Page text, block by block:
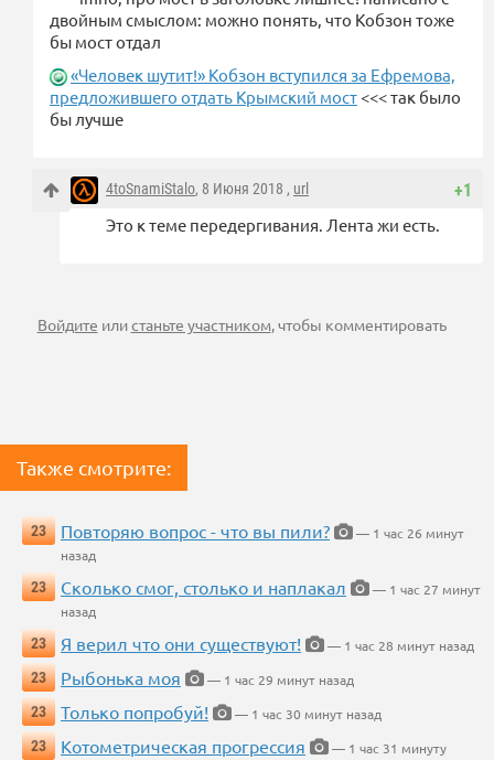
двойным смыслом: можно понять, что Кобзон тоже
бы мост отдал
«Человек шутит!» Кобзон вступился за Ефремова,
предложившего отдать Крымский мост <<< так было
бы лучше
+1
4toSnamiStalo, 8 Июня 2018 , url
Это к теме передергивания. Лента жи есть.
Войдите илистаньте участником, чтобы комментировать
Также смотрите:
23 Повторяю вопрос - что вы пили?
— 1 час 26 минут
назад
23
Сколько смог, столько и наплакал
— 1 час 27 минут
назад
23
Я верил что они существуют!
— 1 час 28 минут назад
23
Рыбонька моя
— 1 час 29 минут назад
23
Только попробуй!
— 1 час 30 минут назад
23
Котометрическая прогрессия
— 1 час 31 минуту